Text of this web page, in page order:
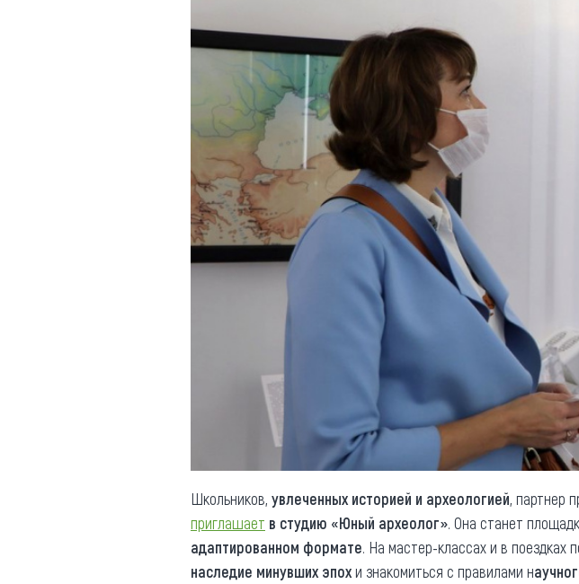
Школьников, увлеченных историей и археологией, партнер
приглашает в студию «Юный археолог». Она станет
адаптированном формате. На мастер-классах и в поездках
наследие минувших эпохи знакомиться с правилами н